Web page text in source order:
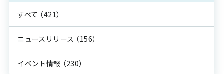
すべて （421）
ニュースリリース （156）
イベント情報 （230）